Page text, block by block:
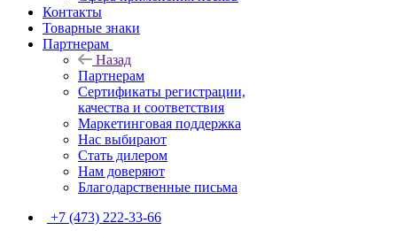
Контакты
Товарные знаки
Партнерам
Назад
Партнерам
Сертификаты регистрации,
качества и соответствия
Маркетинговая поддержка
Нас выбирают
Стать дилером
Нам доверяют
Благодарственные письма
+7 (473) 222-33-66